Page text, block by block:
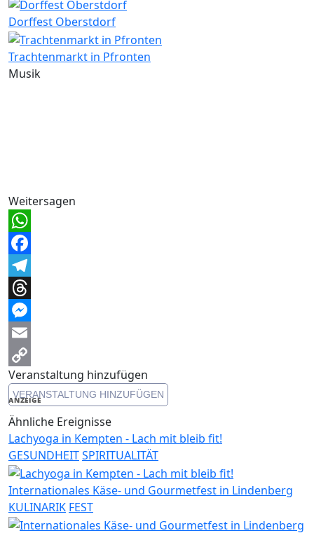
Dorffest Oberstdorf
Trachtenmarkt in Pfronten
Musik
Weitersagen
WhatsApp
Facebook
Telegram
Threads
Messenger
Email
Copy
Link
Veranstaltung hinzufügen
VERANSTALTUNG HINZUFÜGEN
ANZEIGE
Ähnliche Ereignisse
Lachyoga in Kempten - Lach mit bleib fit!
GESUNDHEITSPIRITUALITÄT
Internationales Käse- und Gourmetfest in Lindenberg
KULINARIK FEST